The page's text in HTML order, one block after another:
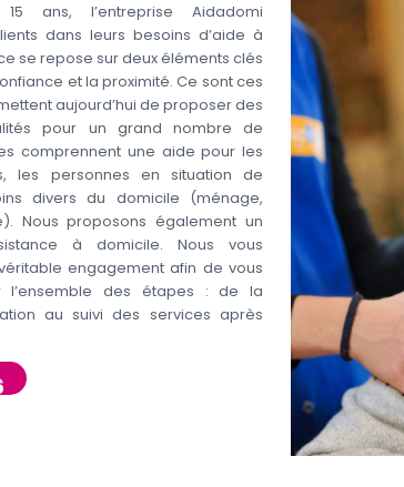
ans, l’entreprise Aidadomi
dans leurs besoins d’aide à
se repose sur deux éléments clés
et la proximité. Ce sont ces
aujourd’hui de proposer des
pour un grand nombre de
comprennent une aide pour les
les personnes en situation de
divers du domicile (ménage,
Nous proposons également un
à domicile. Nous vous
engagement afin de vous
l’ensemble des étapes : de la
au suivi des services après